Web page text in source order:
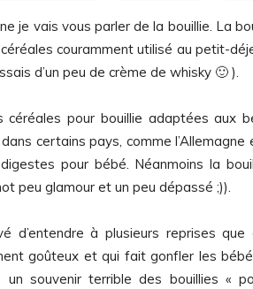
je vais vous parler de la bouillie. La
couramment utilisé au petit-
d’un peu de crème de whisky 🙂 ).
céréales pour bouillie adaptées aux
certains pays, comme
pour bébé. Néanmoins la
peu glamour et un peu dépassé ;)).
d’entendre à plusieurs reprises
goûteux et qui fait gonfler les
souvenir terrible des bouillies «